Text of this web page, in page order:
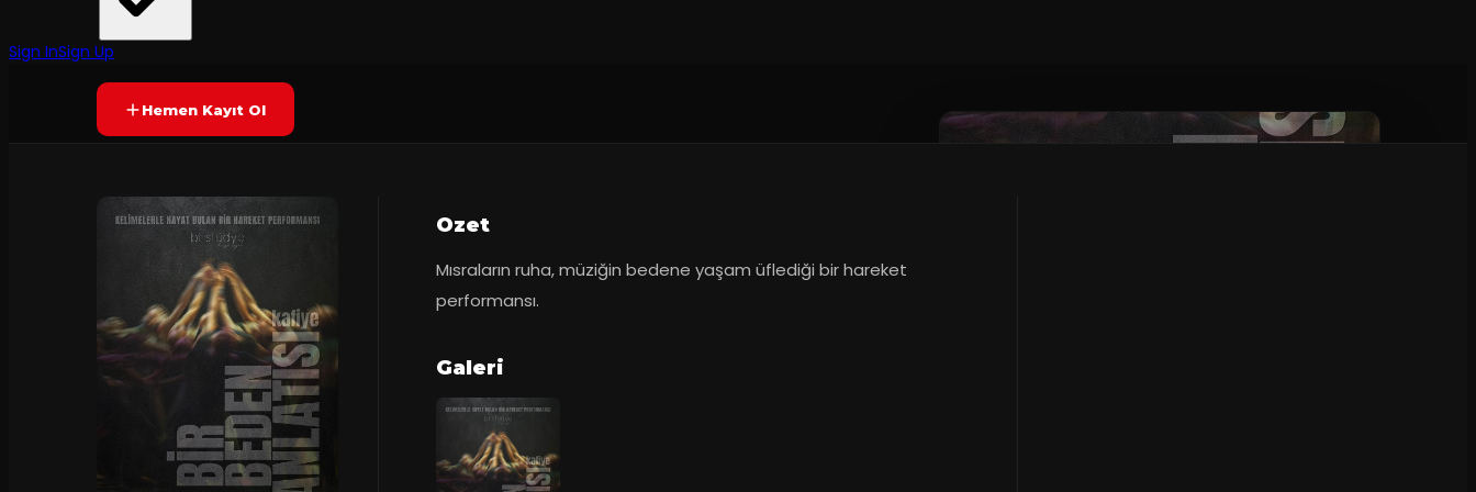
Sign InSign UpYAKINDA Yetersiz oy
Hemen Kayıt Ol
Ozet
Mısraların ruha, müziğin bedene yaşam üflediği bir hareket
performansı.
Galeri